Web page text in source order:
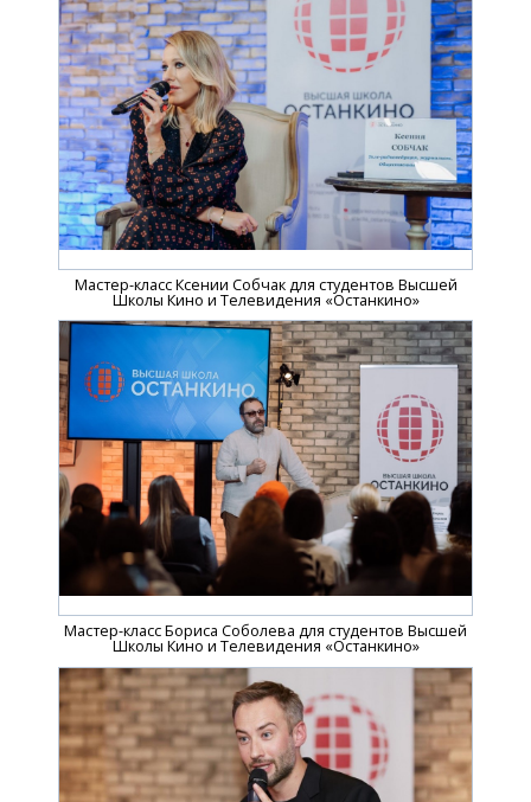
Мастер-класс Ксении Собчак для студентов Высшей
Школы Кино и Телевидения «Останкино»
Мастер-класс Бориса Соболева для студентов Высшей
Школы Кино и Телевидения «Останкино»